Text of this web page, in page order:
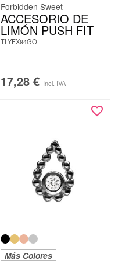
Forbidden Sweet
ACCESORIO DE
LIMÓN PUSH FIT
TLYFX94GO
17,28 € Incl. IVA
Más Colores